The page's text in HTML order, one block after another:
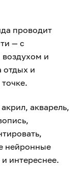
проводит
— с
и
отдых и
акварель,
нейронные
интереснее.